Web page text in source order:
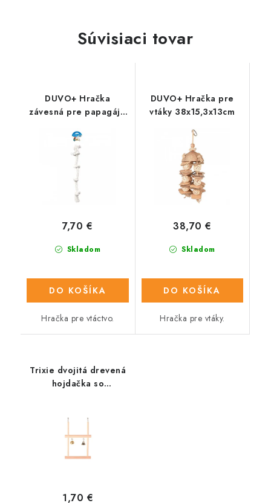
Súvisiaci tovar
DUVO+ Hračka
závesná pre papagáje
Skladom
7,70 €
DO KOŠÍKA
Hračka pre vtáctvo.
DUVO+ Hračka pre
vtáky 38x15,3x13cm
Skladom
38,70 €
DO KOŠÍKA
Hračka pre vtáky.
Trixie dvojitá drevená
hojdačka so
1,70 €